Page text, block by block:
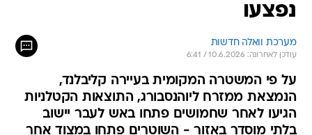
נפצעו
מערכת וואלה חדשות
עודכן לאחרונה: 10.6.2026 / 6:41
על פי המשטרה המקומית בעיירה קליבלנד,
הנמצאת ממזרח ליוהנסבורג, התוצאות הקטלניות
הגיעו לאחר שחמושים פתחו באש לעבר יישוב
בלתי מוסדר באזור - השוטרים פתחו במצוד אחר